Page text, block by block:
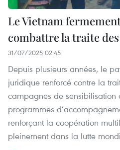
Le Vietnam
combattre la traite
31/07/2025 02:45
Depuis plusieurs années, le
juridique renforcé contre la
campagnes de sensibilisation
programmes
renforçant la coopération
pleinement dans la lutte